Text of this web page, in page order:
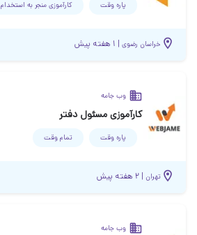
پاره وقت کارآموزی منجر ‌به استخدام
خراسان رضوی | ۱ هفته پیش
وب جامه
کارآموزی مسئول دفتر
پاره وقت تمام وقت
تهران | ۲ هفته پیش
وب جامه